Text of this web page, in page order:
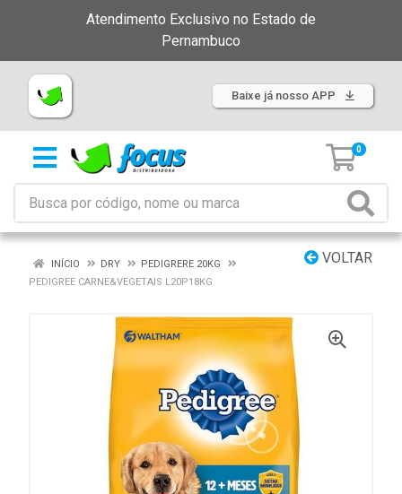
Atendimento Exclusivo no Estado de
Pernambuco
Baixe já nosso APP
0
VOLTAR
INÍCIO DRY
PEDIGRERE 20KG
PEDIGREE CARNE&VEGETAIS L20P18KG